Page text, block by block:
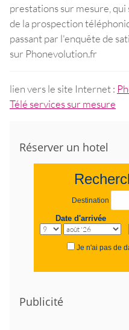
prestations sur mesure,
de la prospection
passant par l'enquête de
sur Phonevolution.fr
lien vers le site Internet :
Télé services sur mesure
Réserver un hotel
Destination
Date d'arrivée
Je n'ai pas de
Publicité